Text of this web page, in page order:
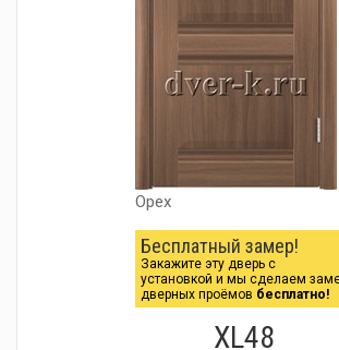
Орех
Бесплатный замер!
Закажите эту дверь с
установкой и мы сделаем
дверных проёмов бесплатно!
XL48